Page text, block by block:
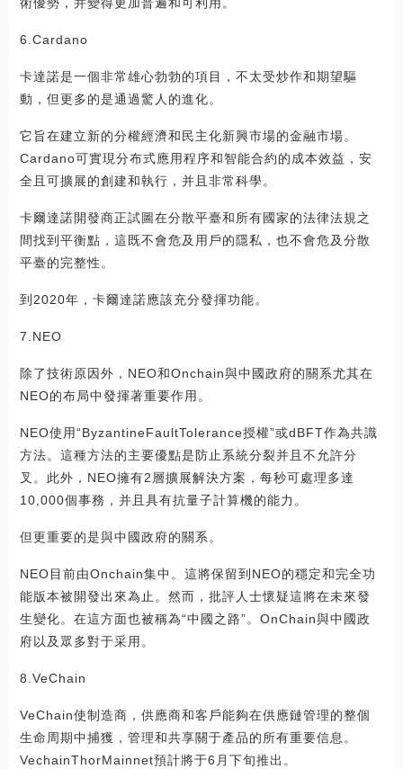
6.Cardano
卡達諾是一個非常雄心勃勃的項目，不太受炒作和期望驅
動，但更多的是通過驚人的進化。
它旨在建立新的分權經濟和民主化新興市場的金融市場。
Cardano可實現分布式應用程序和智能合約的成本效益，安
全且可擴展的創建和執行，并且非常科學。
卡爾達諾開發商正試圖在分散平臺和所有國家的法律法規之
間找到平衡點，這既不會危及用戶的隱私，也不會危及分散
平臺的完整性。
到2020年，卡爾達諾應該充分發揮功能。
7.NEO
除了技術原因外，NEO和Onchain與中國政府的關系尤其在
NEO的布局中發揮著重要作用。
NEO使用“ByzantineFaultTolerance授權”或dBFT作為共識
方法。這種方法的主要優點是防止系統分裂并且不允許分
叉。此外，NEO擁有2層擴展解決方案，每秒可處理多達
10,000個事務，并且具有抗量子計算機的能力。
但更重要的是與中國政府的關系。
NEO目前由Onchain集中。這將保留到NEO的穩定和完全功
能版本被開發出來為止。然而，批評人士懷疑這將在未來發
生變化。在這方面也被稱為“中國之路”。OnChain與中國政
府以及眾多對于采用。
8.VeChain
VeChain使制造商，供應商和客戶能夠在供應鏈管理的整個
生命周期中捕獲，管理和共享關于產品的所有重要信息。
VechainThorMainnet預計將于6月下旬推出。